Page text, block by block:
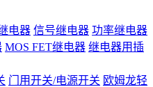
电器 信号继电器 功率继电器
MOS FET继电器 继电器用插
门用开关/电源开关 欧姆龙轻